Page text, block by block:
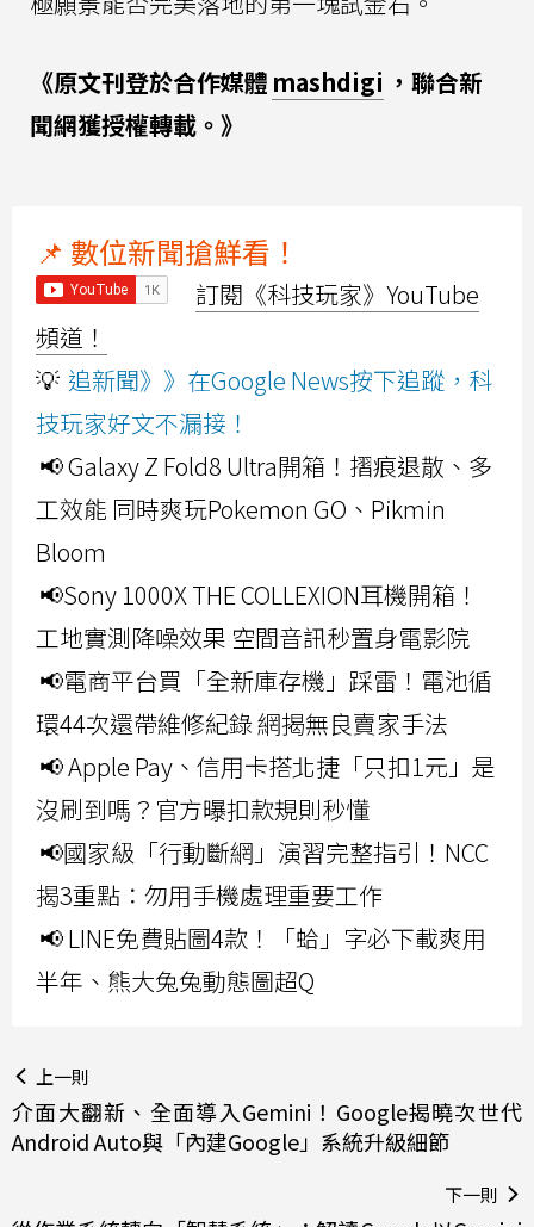
《原文刊登於合作媒體 mashdigi ，聯合新
聞網獲授權轉載。》
📌 數位新聞搶鮮看！
訂閱《科技玩家》YouTube
頻道！
💡 追新聞》》在Google News按下追蹤，科
技玩家好文不漏接！
📢 Galaxy Z Fold8 Ultra開箱！摺痕退散、多
工效能 同時爽玩Pokemon GO、Pikmin
Bloom
📢Sony 1000X THE COLLEXION耳機開箱！
工地實測降噪效果 空間音訊秒置身電影院
📢電商平台買「全新庫存機」踩雷！電池循
環44次還帶維修紀錄 網揭無良賣家手法
📢 Apple Pay、信用卡搭北捷「只扣1元」是
沒刷到嗎？官方曝扣款規則秒懂
📢國家級「行動斷網」演習完整指引！NCC
揭3重點：勿用手機處理重要工作
📢 LINE免費貼圖4款！「蛤」字必下載爽用
半年、熊大兔兔動態圖超Q
上一則
介面大翻新、全面導入Gemini！Google揭曉次世代
Android Auto與「內建Google」系統升級細節
下一則